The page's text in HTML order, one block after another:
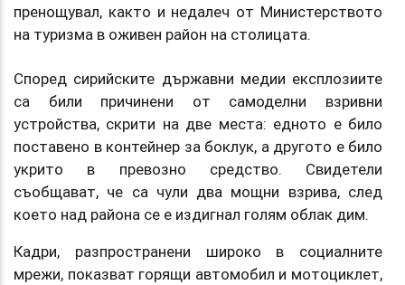
пренощувал, както и недалеч от Министерството
на туризма в оживен район на столицата.
Според сирийските държавни медии експлозиите
са били причинени от самоделни взривни
устройства, скрити на две места: едното е било
поставено в контейнер за боклук, а другото е било
укрито в превозно средство. Свидетели
съобщават, че са чули два мощни взрива, след
което над района се е издигнал голям облак дим.
Кадри, разпространени широко в социалните
мрежи, показват горящи автомобил и мотоциклет,